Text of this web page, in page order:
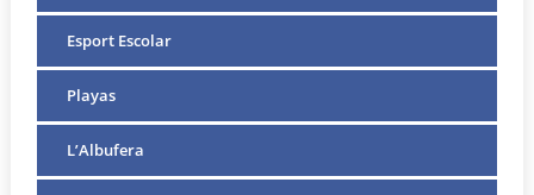
Esport Escolar
Playas
L’Albufera